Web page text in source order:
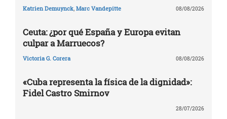
Katrien Demuynck, Marc Vandepitte 08/08/2026
Ceuta: ¿por qué España y Europa evitan
culpar a Marruecos?
Victoria G. Corera 08/08/2026
«Cuba representa la física de la dignidad»:
Fidel Castro Smirnov
28/07/2026